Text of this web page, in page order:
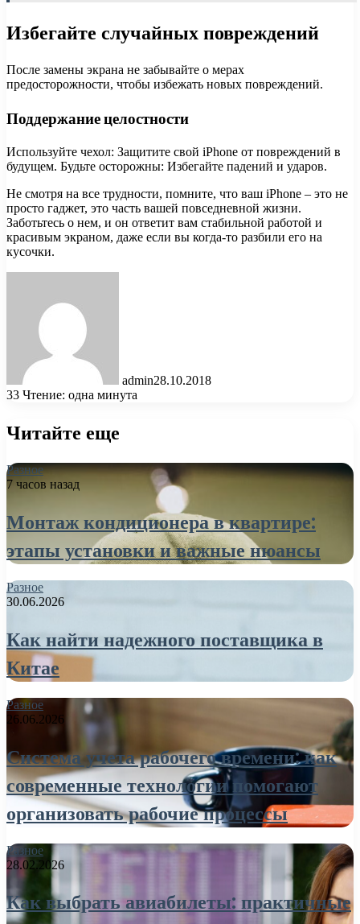
Избегайте случайных повреждений
После замены экрана не забывайте о мерах
предосторожности, чтобы избежать новых повреждений.
Поддержание целостности
Используйте чехол: Защитите свой iPhone от повреждений в
будущем. Будьте осторожны: Избегайте падений и ударов.
Не смотря на все трудности, помните, что ваш iPhone – это не
просто гаджет, это часть вашей повседневной жизни.
Заботьтесь о нем, и он ответит вам стабильной работой и
красивым экраном, даже если вы когда-то разбили его на
кусочки.
admin28.10.2018
33 Чтение: одна минута
Читайте еще
Разное
7 часов назад
Монтаж кондиционера в квартире:
этапы установки и важные нюансы
Разное
30.06.2026
Как найти надежного поставщика в
Китае
Разное
26.06.2026
Система учета рабочего времени: как
современные технологии помогают
организовать рабочие процессы
Разное
28.02.2026
Как выбрать авиабилеты: практичные